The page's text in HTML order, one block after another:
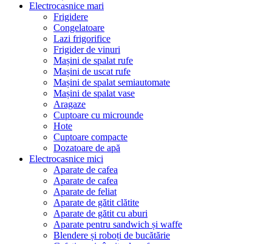
Electrocasnice mari
Frigidere
Congelatoare
Lazi frigorifice
Frigider de vinuri
Mașini de spalat rufe
Mașini de uscat rufe
Mașini de spalat semiautomate
Mașini de spalat vase
Aragaze
Cuptoare cu microunde
Hote
Cuptoare compacte
Dozatoare de aрă
Electrocasnice mici
Aparate de cafea
Aparate de cafea
Aparate de feliat
Aparate de gătit clătite
Aparate de gătit cu aburi
Aparate pentru sandwich și waffe
Blendere și roboți de bucătărie